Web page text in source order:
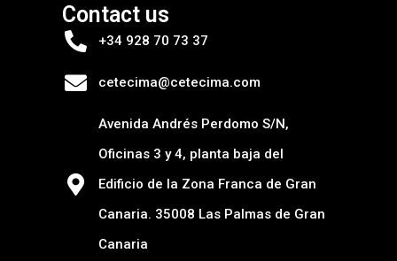
Contact us
+34 928 70 73 37
cetecima@cetecima.com
Avenida Andrés Perdomo S/N,
Oficinas 3 y 4, planta baja del
Edificio de la Zona Franca de Gran
Canaria. 35008 Las Palmas de Gran
Canaria